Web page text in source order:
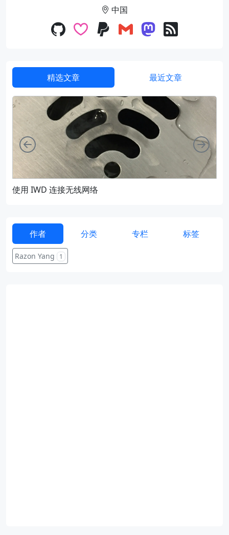
中国
精选文章 最近文章
使用 IWD 连接无线网络
向左 向右
作者 分类 专栏 标签
Razon Yang 1